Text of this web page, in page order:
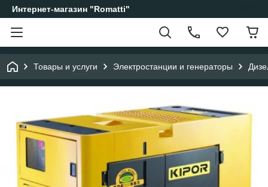
Интернет-магазин "Romatti"
Товары и услуги Электростанции и генераторы